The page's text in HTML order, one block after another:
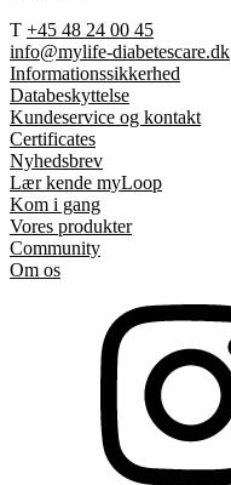
T +45 48 24 00 45
info@mylife-diabetescare.dk
Informationssikkerhed
Databeskyttelse
Kundeservice og kontakt
Certificates
Nyhedsbrev
Lær kende myLoop
Kom i gang
Vores produkter
Community
Om os